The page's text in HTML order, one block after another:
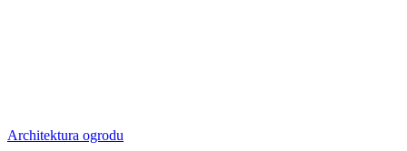
Architektura ogrodu